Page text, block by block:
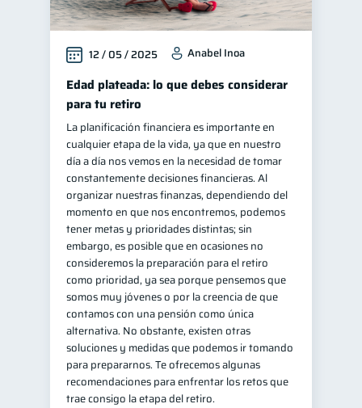
12 / 05 / 2025 Anabel Inoa
Edad plateada: lo que debes considerar
para tu retiro
La planificación financiera es importante en
cualquier etapa de la vida, ya que en nuestro
día a día nos vemos en la necesidad de tomar
constantemente decisiones financieras. Al
organizar nuestras finanzas, dependiendo del
momento en que nos encontremos, podemos
tener metas y prioridades distintas; sin
embargo, es posible que en ocasiones no
consideremos la preparación para el retiro
como prioridad, ya sea porque pensemos que
somos muy jóvenes o por la creencia de que
contamos con una pensión como única
alternativa. No obstante, existen otras
soluciones y medidas que podemos ir tomando
para prepararnos. Te ofrecemos algunas
recomendaciones para enfrentar los retos que
trae consigo la etapa del retiro.